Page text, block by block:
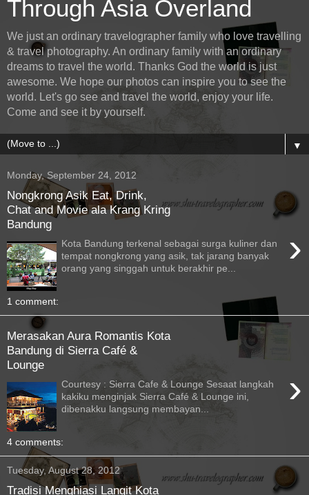
Through Asia Overland
We just an ordinary travelographer family who love travelling
& travel photography. An ordinary family with an ordinary
dreams to travel the world. Thanks God the world is just
awesome. We hope our photos can inspire you to see the
world. Let's go see and travel the world, enjoy your life.
Come and see it by yourself.
▼
Monday, September 24, 2012
Nongkrong Asik Eat, Drink,
Chat and Movie ala Krang Kring
Bandung
›
Kota Bandung terkenal sebagai surga kuliner dan
tempat nongkrong yang asik, tak jarang banyak
orang yang singgah untuk berakhir pe...
1 comment:
Merasakan Aura Romantis Kota
Bandung di Sierra Café &
Lounge
›
Courtesy : Sierra Cafe & Lounge Sesaat langkah
kakiku menginjak Sierra Café & Lounge ini,
dibenakku langsung membayan...
4 comments:
Tuesday, August 28, 2012
Tradisi Menghiasi Langit Kota